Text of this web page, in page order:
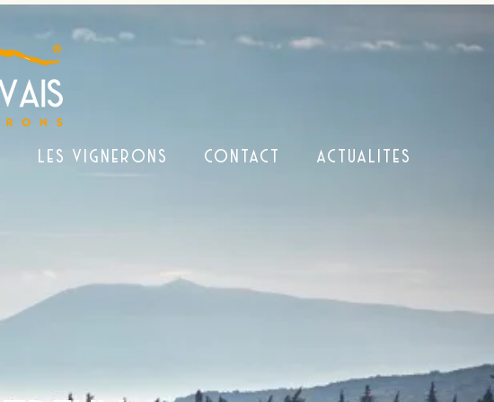
LES VIGNERONS CONTACT ACTUALITES